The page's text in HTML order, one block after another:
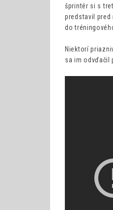
šprintér si s
predstavil pred
do
Niektorí
sa im odvďačil